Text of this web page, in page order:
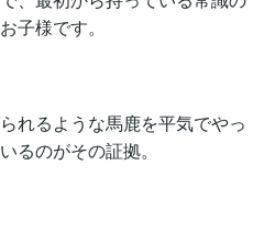
子様です。
れるような馬鹿を平気でやっ
るのがその証拠。